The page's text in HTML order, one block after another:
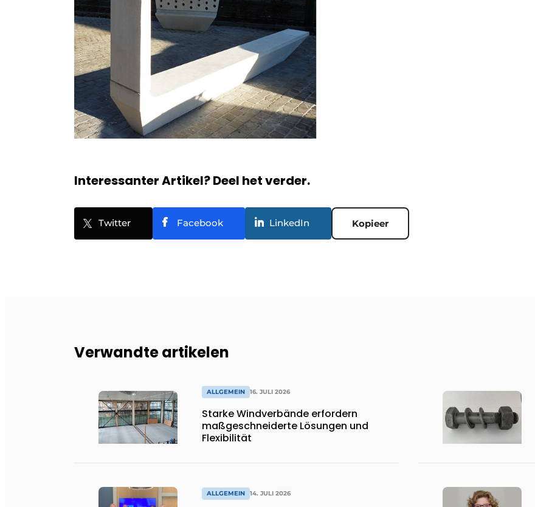
Interessanter Artikel? Deel het verder.
Twitter Facebook LinkedIn Kopieer
Verwandte artikelen
ALLGEMEIN 16. JULI 2026
Starke Windverbände erfordern
maßgeschneiderte Lösungen und
Flexibilität
ALLGEMEIN 14. JULI 2026